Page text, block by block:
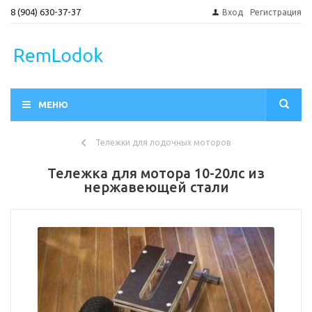
8 (904) 630-37-37 Вход Регистрация
МЕНЮ
Тележки для лодочных моторов
Тележка для мотора 10-20лс из
нержавеющей стали